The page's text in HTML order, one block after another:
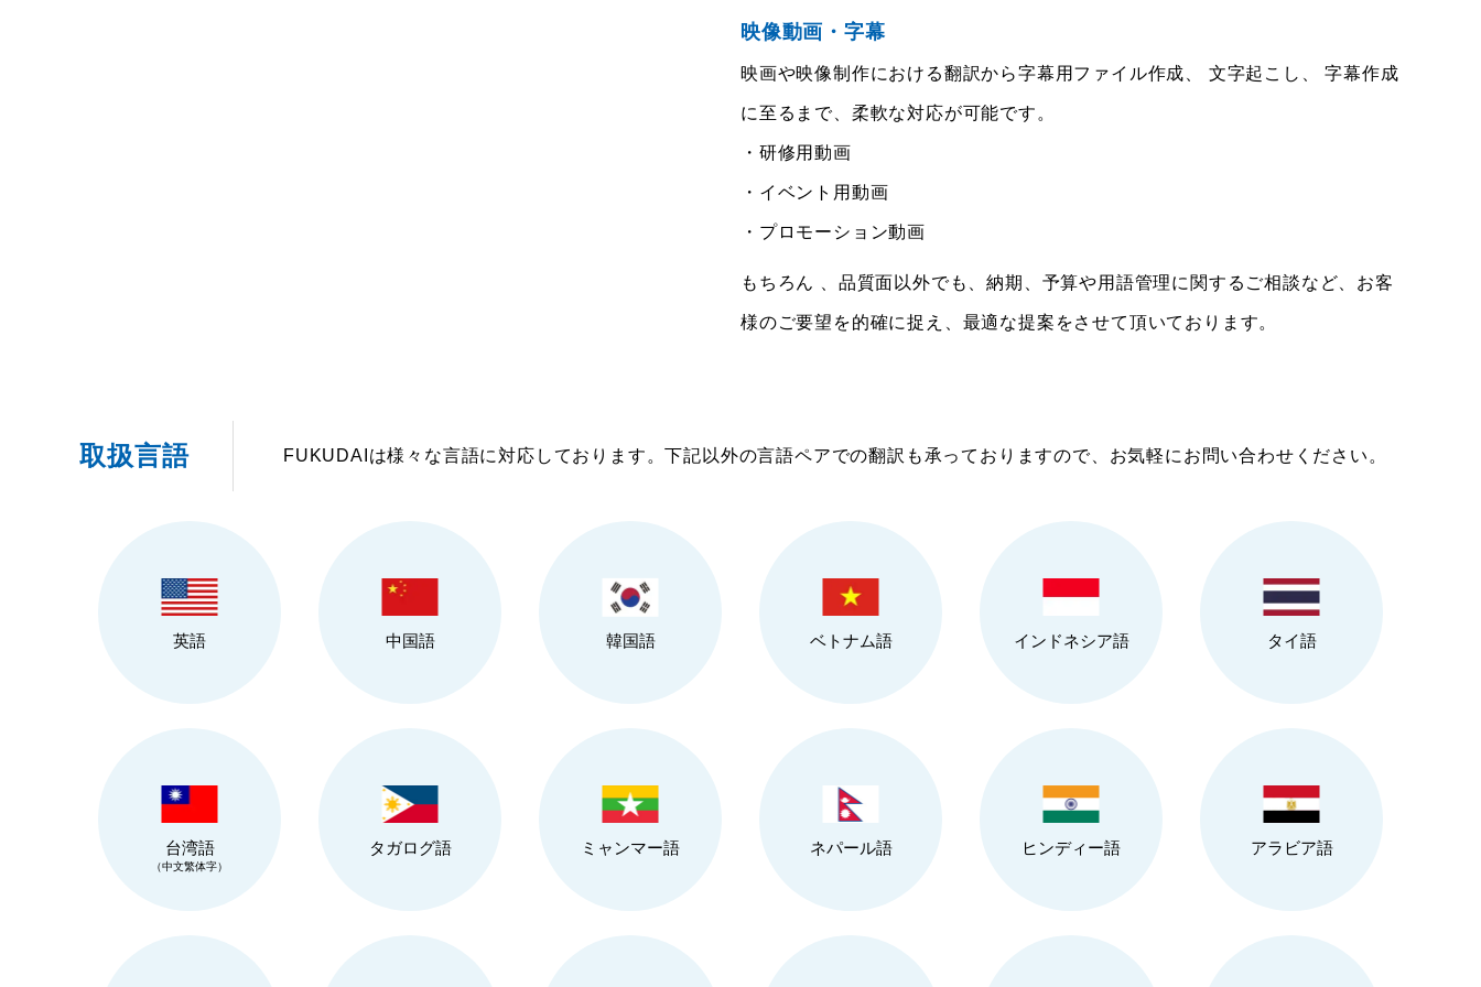
映像動画・字幕
映画や映像制作における翻訳から字幕用ファイル作成、 文字起こし、 字幕作成
に至るまで、柔軟な対応が可能です。
・研修用動画
・イベント用動画
・プロモーション動画
もちろん 、品質面以外でも、納期、予算や用語管理に関するご相談など、お客
様のご要望を的確に捉え、最適な提案をさせて頂いております。
取扱言語 FUKUDAIは様々な言語に対応しております。下記以外の言語ペアでの翻訳も承っておりますので、お気軽にお問い合わせください。
英語 中国語 韓国語 ベトナム語 インドネシア語 タイ語
台湾語
（中文繁体字）
タガログ語 ミャンマー語 ネパール語 ヒンディー語 アラビア語